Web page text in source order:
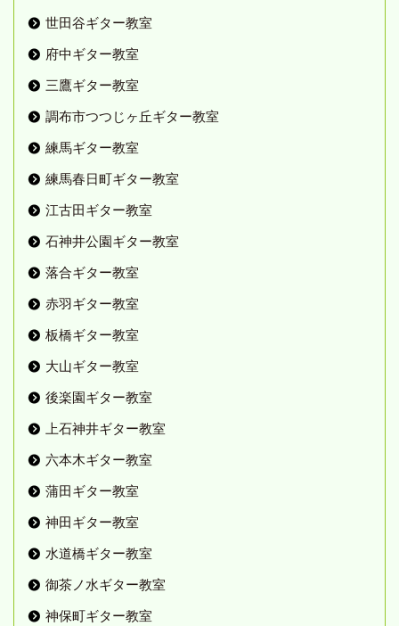
世田谷ギター教室
府中ギター教室
三鷹ギター教室
調布市つつじヶ丘ギター教室
練馬ギター教室
練馬春日町ギター教室
江古田ギター教室
石神井公園ギター教室
落合ギター教室
赤羽ギター教室
板橋ギター教室
大山ギター教室
後楽園ギター教室
上石神井ギター教室
六本木ギター教室
蒲田ギター教室
神田ギター教室
水道橋ギター教室
御茶ノ水ギター教室
神保町ギター教室